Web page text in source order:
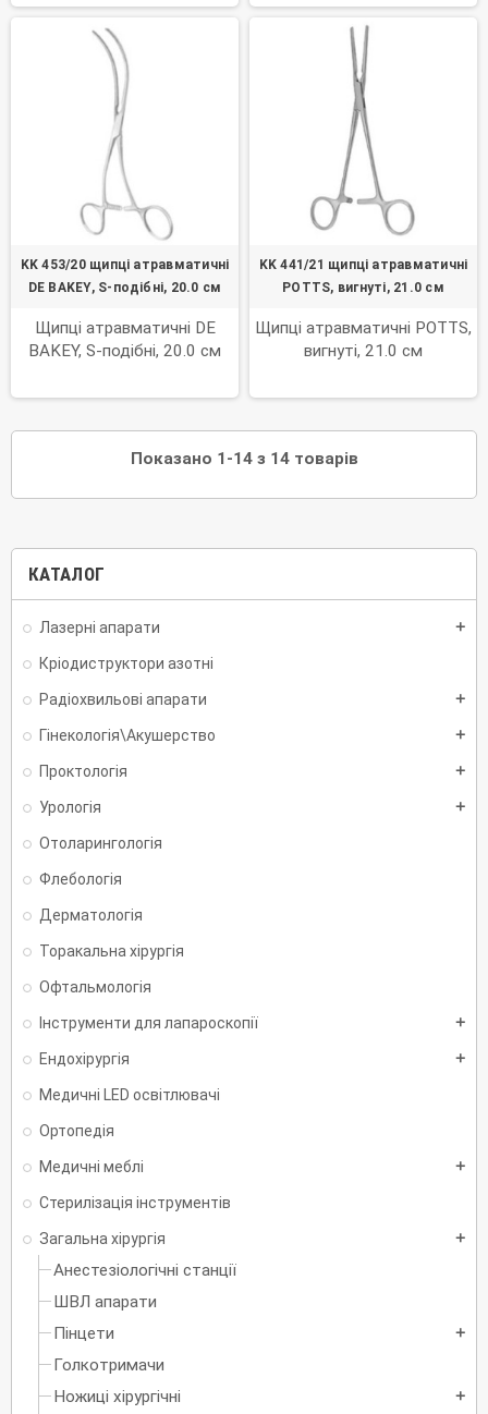
КАТАЛОГ
Лазерні апарати add
Кріодиструктори азотні
Радіохвильові апарати add
Гінекологія\Акушерство add
Проктологія add
Урологія add
Отоларингологія
Флебологія
Дерматологія
Торакальна хірургія
Офтальмологія
Інструменти для лапароскопії add
Ендохірургія add
Медичні LED освітлювачі
Ортопедія
Медичні меблі add
Стерилізація інструментів
Загальна хірургія add
Анестезіологічні станції
ШВЛ апарати
Пінцети
add
Голкотримачи
Ножиці хірургічні
add
KK 453/20 щипці атравматичні
DE BAKEY, S-подібні, 20.0 см
Щипці атравматичні DE
BAKEY, S-подібні, 20.0 см
KK 441/21 щипці атравматичні
POTTS, вигнуті, 21.0 см
Щипці атравматичні POTTS,
вигнуті, 21.0 см
Показано 1-14 з 14 товарів